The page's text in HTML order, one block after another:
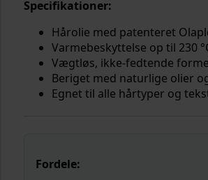
Specifikationer:
Hårolie med patenteret
Varmebeskyttelse op til 230
Vægtløs, ikke-fedtende
Beriget med naturlige olier
Egnet til alle hårtyper og
Fordele: